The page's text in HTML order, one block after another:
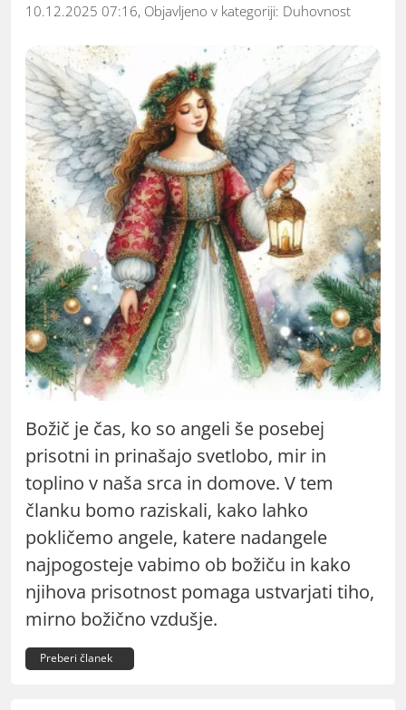
10.12.2025 07:16, Objavljeno v kategoriji: Duhovnost
Božič je čas, ko so angeli še posebej
prisotni in prinašajo svetlobo, mir in
toplino v naša srca in domove. V tem
članku bomo raziskali, kako lahko
pokličemo angele, katere nadangele
najpogosteje vabimo ob božiču in kako
njihova prisotnost pomaga ustvarjati tiho,
mirno božično vzdušje.
Preberi članek